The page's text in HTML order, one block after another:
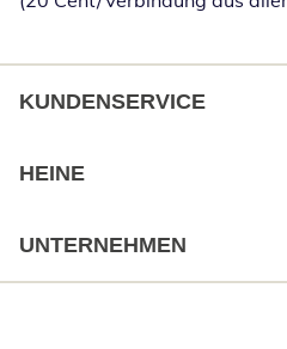
KUNDENSERVICE
HEINE
UNTERNEHMEN